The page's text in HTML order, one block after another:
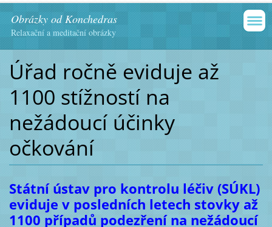
Obrázky od Konchedras
Relaxační a meditační obrázky
Úřad ročně eviduje až
1100 stížností na
nežádoucí účinky
očkování
Státní ústav pro kontrolu léčiv (SÚKL)
eviduje v posledních letech stovky až
1100 případů podezření na nežádoucí